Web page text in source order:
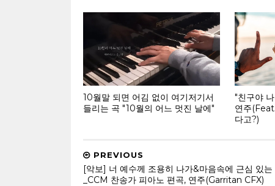
10월말 되면 어김 없이 여기저기서
들리는 곡 "10월의 어느 멋진 날에"
"친구야
연주
다고?)
PREVIOUS
[악보] 너 예수께 조용히 나가&마음속에 근심 있는
_CCM 찬송가 피아노 편곡, 연주(Garritan CFX)